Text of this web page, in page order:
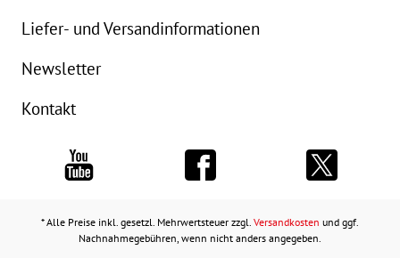
Liefer- und Versandinformationen
Newsletter
Kontakt
* Alle Preise inkl. gesetzl. Mehrwertsteuer zzgl. Versandkosten und ggf.
Nachnahmegebühren, wenn nicht anders angegeben.